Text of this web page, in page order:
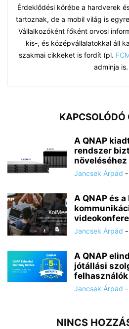
Érdeklődési körébe a hardverek
tartoznak, de a mobil világ is
Vállalkozóként főként orvosi
kis-, és középvállalatokkal áll
szakmai cikkeket is fordít (pl.
adminja is.
KAPCSOLÓDÓ
A QNAP
rendszer
növeléséhez
Jancsek Árpád -
A QNAP és
Jancsek Árpád -
A QNAP
jótállási
Jancsek Árpád -
NINCS